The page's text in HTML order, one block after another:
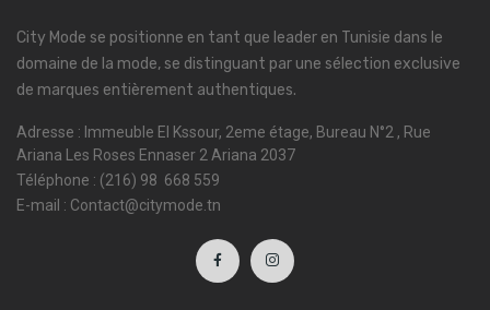
City Mode se positionne en tant que leader en Tunisie dans le
domaine de la mode, se distinguant par une sélection exclusive
de marques entièrement authentiques.
Adresse : Immeuble El Kssour, 2eme étage, Bureau N°2 , Rue
Ariana Les Roses Ennaser 2 Ariana 2037
Téléphone : (216) 98 668 559
E-mail : Contact@citymode.tn